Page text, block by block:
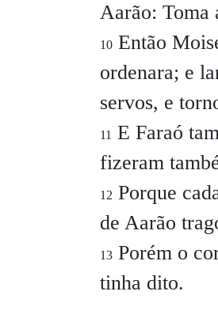
Aarão: Toma
10 Então
ordenara; e
servos, e
11 E Faraó
fizeram
12 Porque
de Aarão
13 Porém o
tinha dito.